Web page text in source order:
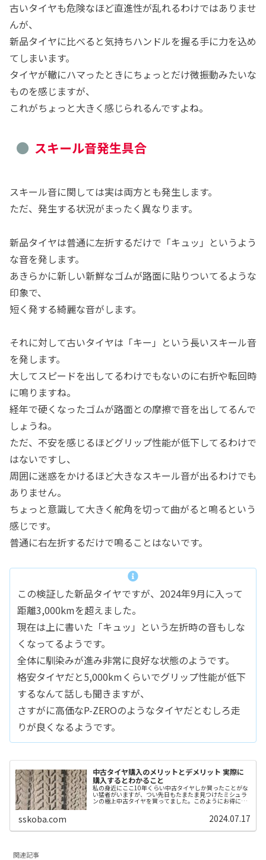
古いタイヤも危険なほど直進性が乱れるわけではありませ
んが、
新品タイヤに比べると気持ちハンドルを握る手に力を込め
てしまいます。
タイヤが轍にハマったときにちょっとだけ微振動みたいな
ものを感じますが、
これがちょっと大きく感じられるんですよね。
スキール音発生具合
スキール音に関しては実は両方とも発生します。
ただ、発生する状況がまったく異なります。
新品タイヤは普通に左折するだけで「キュッ」というよう
な音を発します。
あきらかに新しい新鮮なゴムが路面に貼りついてるような
印象で、
短く発する綺麗な音がします。
それに対して古いタイヤは「キー」という長いスキール音
を発します。
大してスピードを出してるわけでもないのに右折や転回時
に鳴りますね。
経年で硬くなったゴムが路面との摩擦で音を出してるんで
しょうね。
ただ、不安を感じるほどグリップ性能が低下してるわけで
はないですし、
周囲に迷惑をかけるほど大きなスキール音が出るわけでも
ありません。
ちょっと意識して大きく舵角を切って曲がると鳴るという
感じです。
普通に右左折するだけで鳴ることはないです。
この検証した新品タイヤですが、2024年9月に入って
距離3,000kmを超えました。
現在は上に書いた「キュッ」という左折時の音もしな
くなってるようです。
全体に馴染みが進み非常に良好な状態のようです。
格安タイヤだと5,000kmくらいでグリップ性能が低下
するなんて話しも聞きますが、
さすがに高価なP-ZEROのようなタイヤだとむしろ走
りが良くなるようです。
中古タイヤ購入のメリットとデメリット 実際に
購入するとわかること
私の身近にここ10年くらい中古タイヤしか買ったことがな
い猛者がいますが、つい先日もたまたま見つけたミシュラ
ンの極上中古タイヤを買ってました。このようにお得に買
sskoba.com 2024.07.17
関連記事